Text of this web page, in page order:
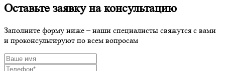
Оставьте заявку на консультацию
Заполните форму ниже – наши специалисты свяжутся с вами
и проконсультируют по всем вопросам